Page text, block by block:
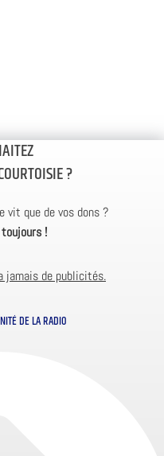
?
vit que de vos dons ?
!
jamais de publicités.
DE LA RADIO